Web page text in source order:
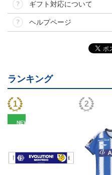
ギフト対応について
ヘルプページ
ランキング
NEW